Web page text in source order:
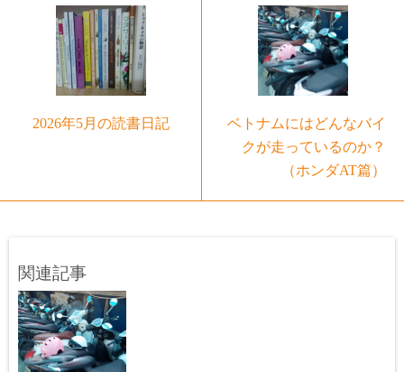
2026年5月の読書日記
ベトナムにはどんなバイ
クが走っているのか？
（ホンダAT篇）
関連記事